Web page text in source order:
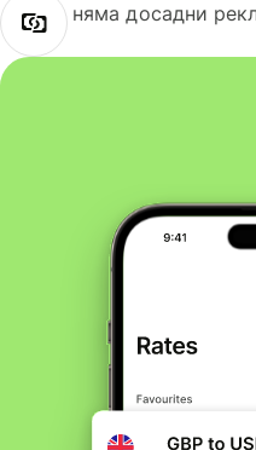
няма досадни